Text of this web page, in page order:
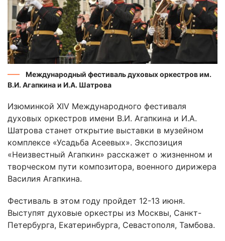
Международный фестиваль духовых оркестров им.
В.И. Агапкина и И.А. Шатрова
Изюминкой XIV Международного фестиваля
духовых оркестров имени В.И. Агапкина и И.А.
Шатрова станет открытие выставки в музейном
комплексе «Усадьба Асеевых». Экспозиция
«Неизвестный Агапкин» расскажет о жизненном и
творческом пути композитора, военного дирижера
Василия Агапкина.
Фестиваль в этом году пройдет 12-13 июня.
Выступят духовые оркестры из Москвы, Санкт-
Петербурга, Екатеринбурга, Севастополя, Тамбова.